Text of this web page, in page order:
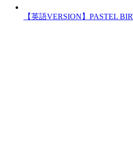
【英語VERSION】PASTEL